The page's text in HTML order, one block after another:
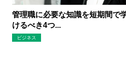
管理職に必要な知識を短期間で
けるべき4つ...
ビジネス